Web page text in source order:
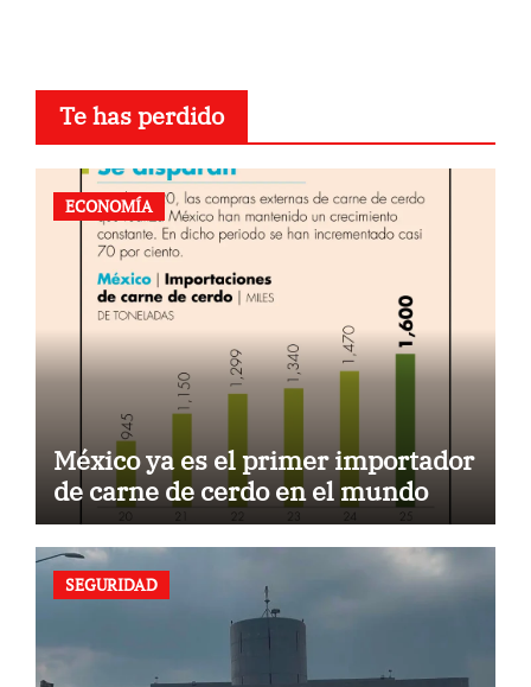
Te has perdido
ECONOMÍA
México ya es el primer importador
de carne de cerdo en el mundo
SEGURIDAD